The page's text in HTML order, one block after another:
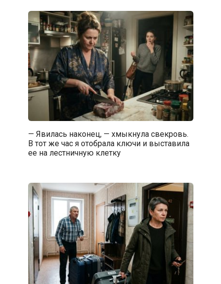
— Явилась наконец, — хмыкнула свекровь.
В тот же час я отобрала ключи и выставила
ее на лестничную клетку